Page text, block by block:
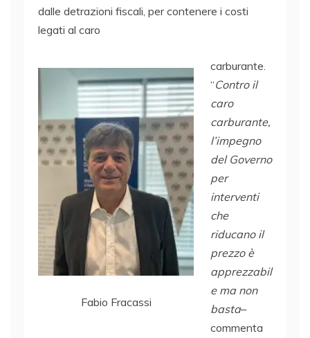
dalle detrazioni fiscali, per contenere i costi
legati al caro
Fabio Fracassi
carburante.
“Contro il
caro
carburante,
l’impegno
del Governo
per
interventi
che
riducano il
prezzo è
apprezzabil
e ma non
basta–
commenta